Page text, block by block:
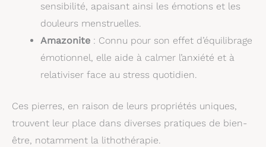
sensibilité, apaisant ainsi les émotions et les
douleurs menstruelles.
Amazonite : Connu pour son effet d’équilibrage
émotionnel, elle aide à calmer l’anxiété et à
relativiser face au stress quotidien.
Ces pierres, en raison de leurs propriétés uniques,
trouvent leur place dans diverses pratiques de bien-
être, notamment la lithothérapie.